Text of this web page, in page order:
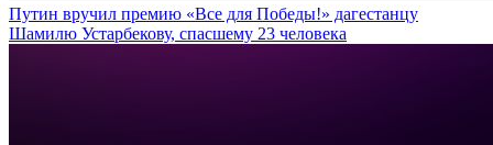
Путин вручил премию «Все для Победы!» дагестанцу
Шамилю Устарбекову, спасшему 23 человека